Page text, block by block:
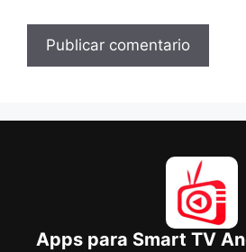
Apps para Smart TV